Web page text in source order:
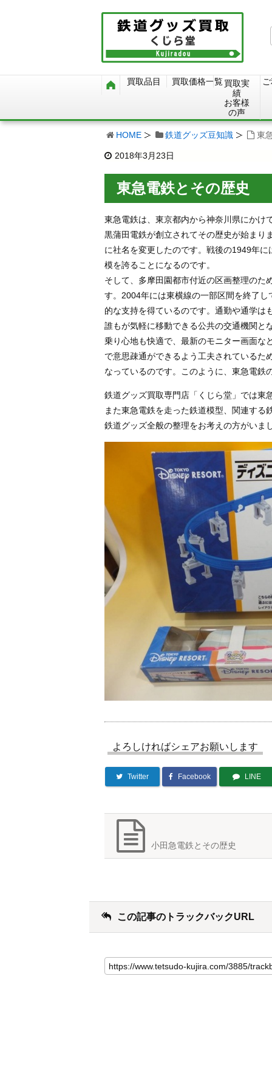
買取品目 買取価格一覧買取実
績
お客様
の声
HOME 鉄道グッズ豆知識 東
2018年3月23日
東急電鉄とその歴史
東急電鉄は、東京都内から神奈川県にかけ
黒蒲田電鉄が創立されてその歴史が始まり
に社名を変更したのです。戦後の1949年
模を誇ることになるのです。
そして、多摩田園都市付近の区画整理のた
す。2004年には東横線の一部区間を終了
的な支持を得ているのです。通勤や通学は
誰もが気軽に移動できる公共の交通機関と
乗り心地も快適で、最新のモニター画面な
で意思疎通ができるよう工夫されているた
なっているのです。このように、東急電鉄
鉄道グッズ買取専門店「くじら堂」では東
また東急電鉄を走った鉄道模型、関連する
鉄道グッズ全般の整理をお考えの方がいま
よろしければシェアお願いします
Twitter Facebook LINE
小田急電鉄とその歴史
この記事のトラックバックURL